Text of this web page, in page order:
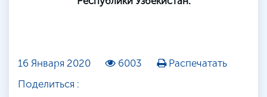
16 Января 2020 6003
Распечатать
Поделиться :